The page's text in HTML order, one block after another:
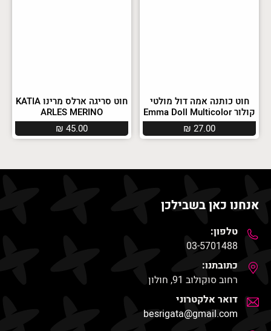
חוט כותנה אמה דול מולטי
קולור Emma Doll Multicolor
₪ 27.00
חוט סריגה ארלס מרינו KATIA
ARLES MERINO
₪ 45.00
אנחנו כאן בשבילכן
טלפון:
03-5701488
כתובתנו:
רחוב סוקולוב 91, חולון
דואר אלקטרוני
besrigata@gmail.com